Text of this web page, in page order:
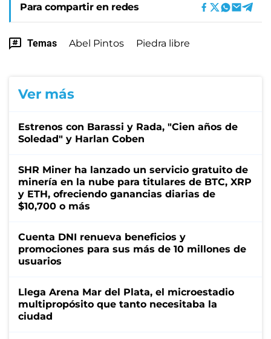
Para compartir en redes
Temas Abel Pintos Piedra libre
Ver más
Estrenos con Barassi y Rada, "Cien años de
Soledad" y Harlan Coben
SHR Miner ha lanzado un servicio gratuito de
minería en la nube para titulares de BTC, XRP
y ETH, ofreciendo ganancias diarias de
$10,700 o más
Cuenta DNI renueva beneficios y
promociones para sus más de 10 millones de
usuarios
Llega Arena Mar del Plata, el microestadio
multipropósito que tanto necesitaba la
ciudad